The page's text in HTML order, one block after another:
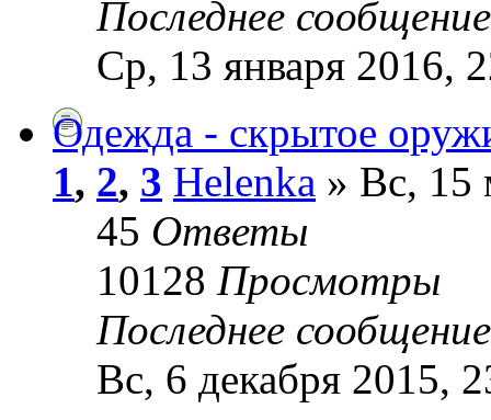
Последнее
Ср, 13 января 2016,
Одежда - скрытое
1, 2, 3 Helenka » Вс, 15
45 Ответы
10128 Просмотры
Последнее
Вс, 6 декабря 2015,